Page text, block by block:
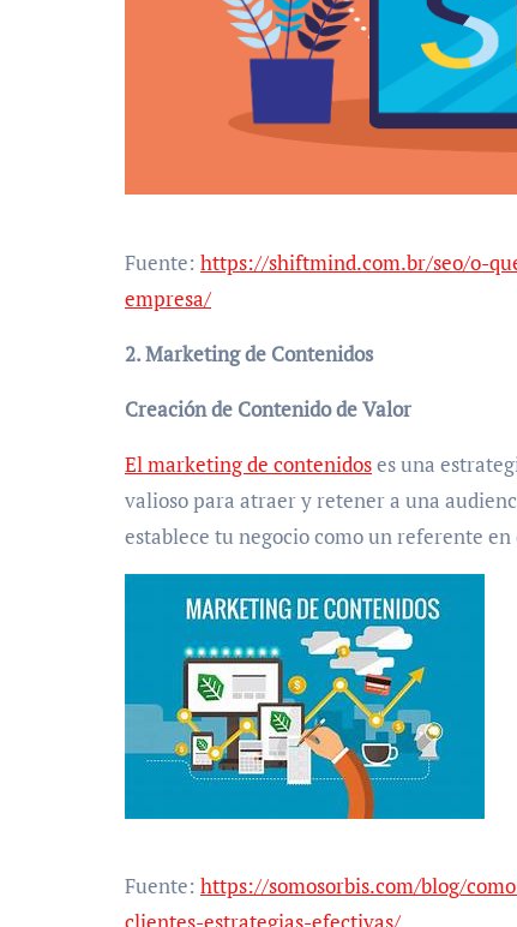
Fuente: https://shiftmind.com.br/seo/o-
empresa/
2. Marketing de Contenidos
Creación de Contenido de Valor
El marketing de contenidoses una
valioso para atraer y retener a una
establece tu negocio como un referente en
Fuente: https://somosorbis.com/blog/